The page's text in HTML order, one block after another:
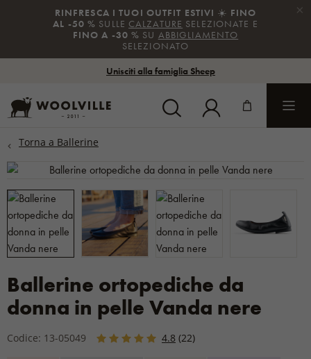
☀️FINO
SELEZIONATE E
×
SCONTI PER LE
%SUGLI ARTICOLI
Unisciti alla famiglia Sheep
Ballerine ortopediche da
donna in pelle Vanda nere
Codice: 13-05049 4.8 (22)